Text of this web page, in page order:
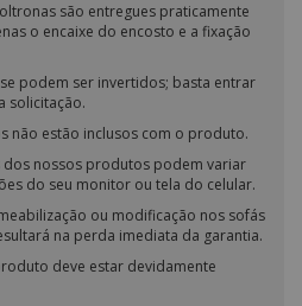
são entregues praticamente
o encaixe do encosto e a fixação
podem ser invertidos; basta entrar
solicitação.
não estão inclusos com o produto.
dos nossos produtos podem variar
do seu monitor ou tela do celular.
ou modificação nos sofás
na perda imediata da garantia.
deve estar devidamente